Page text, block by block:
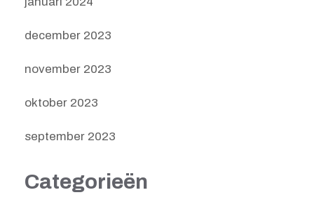
december 2023
november 2023
oktober 2023
september 2023
Categorieën